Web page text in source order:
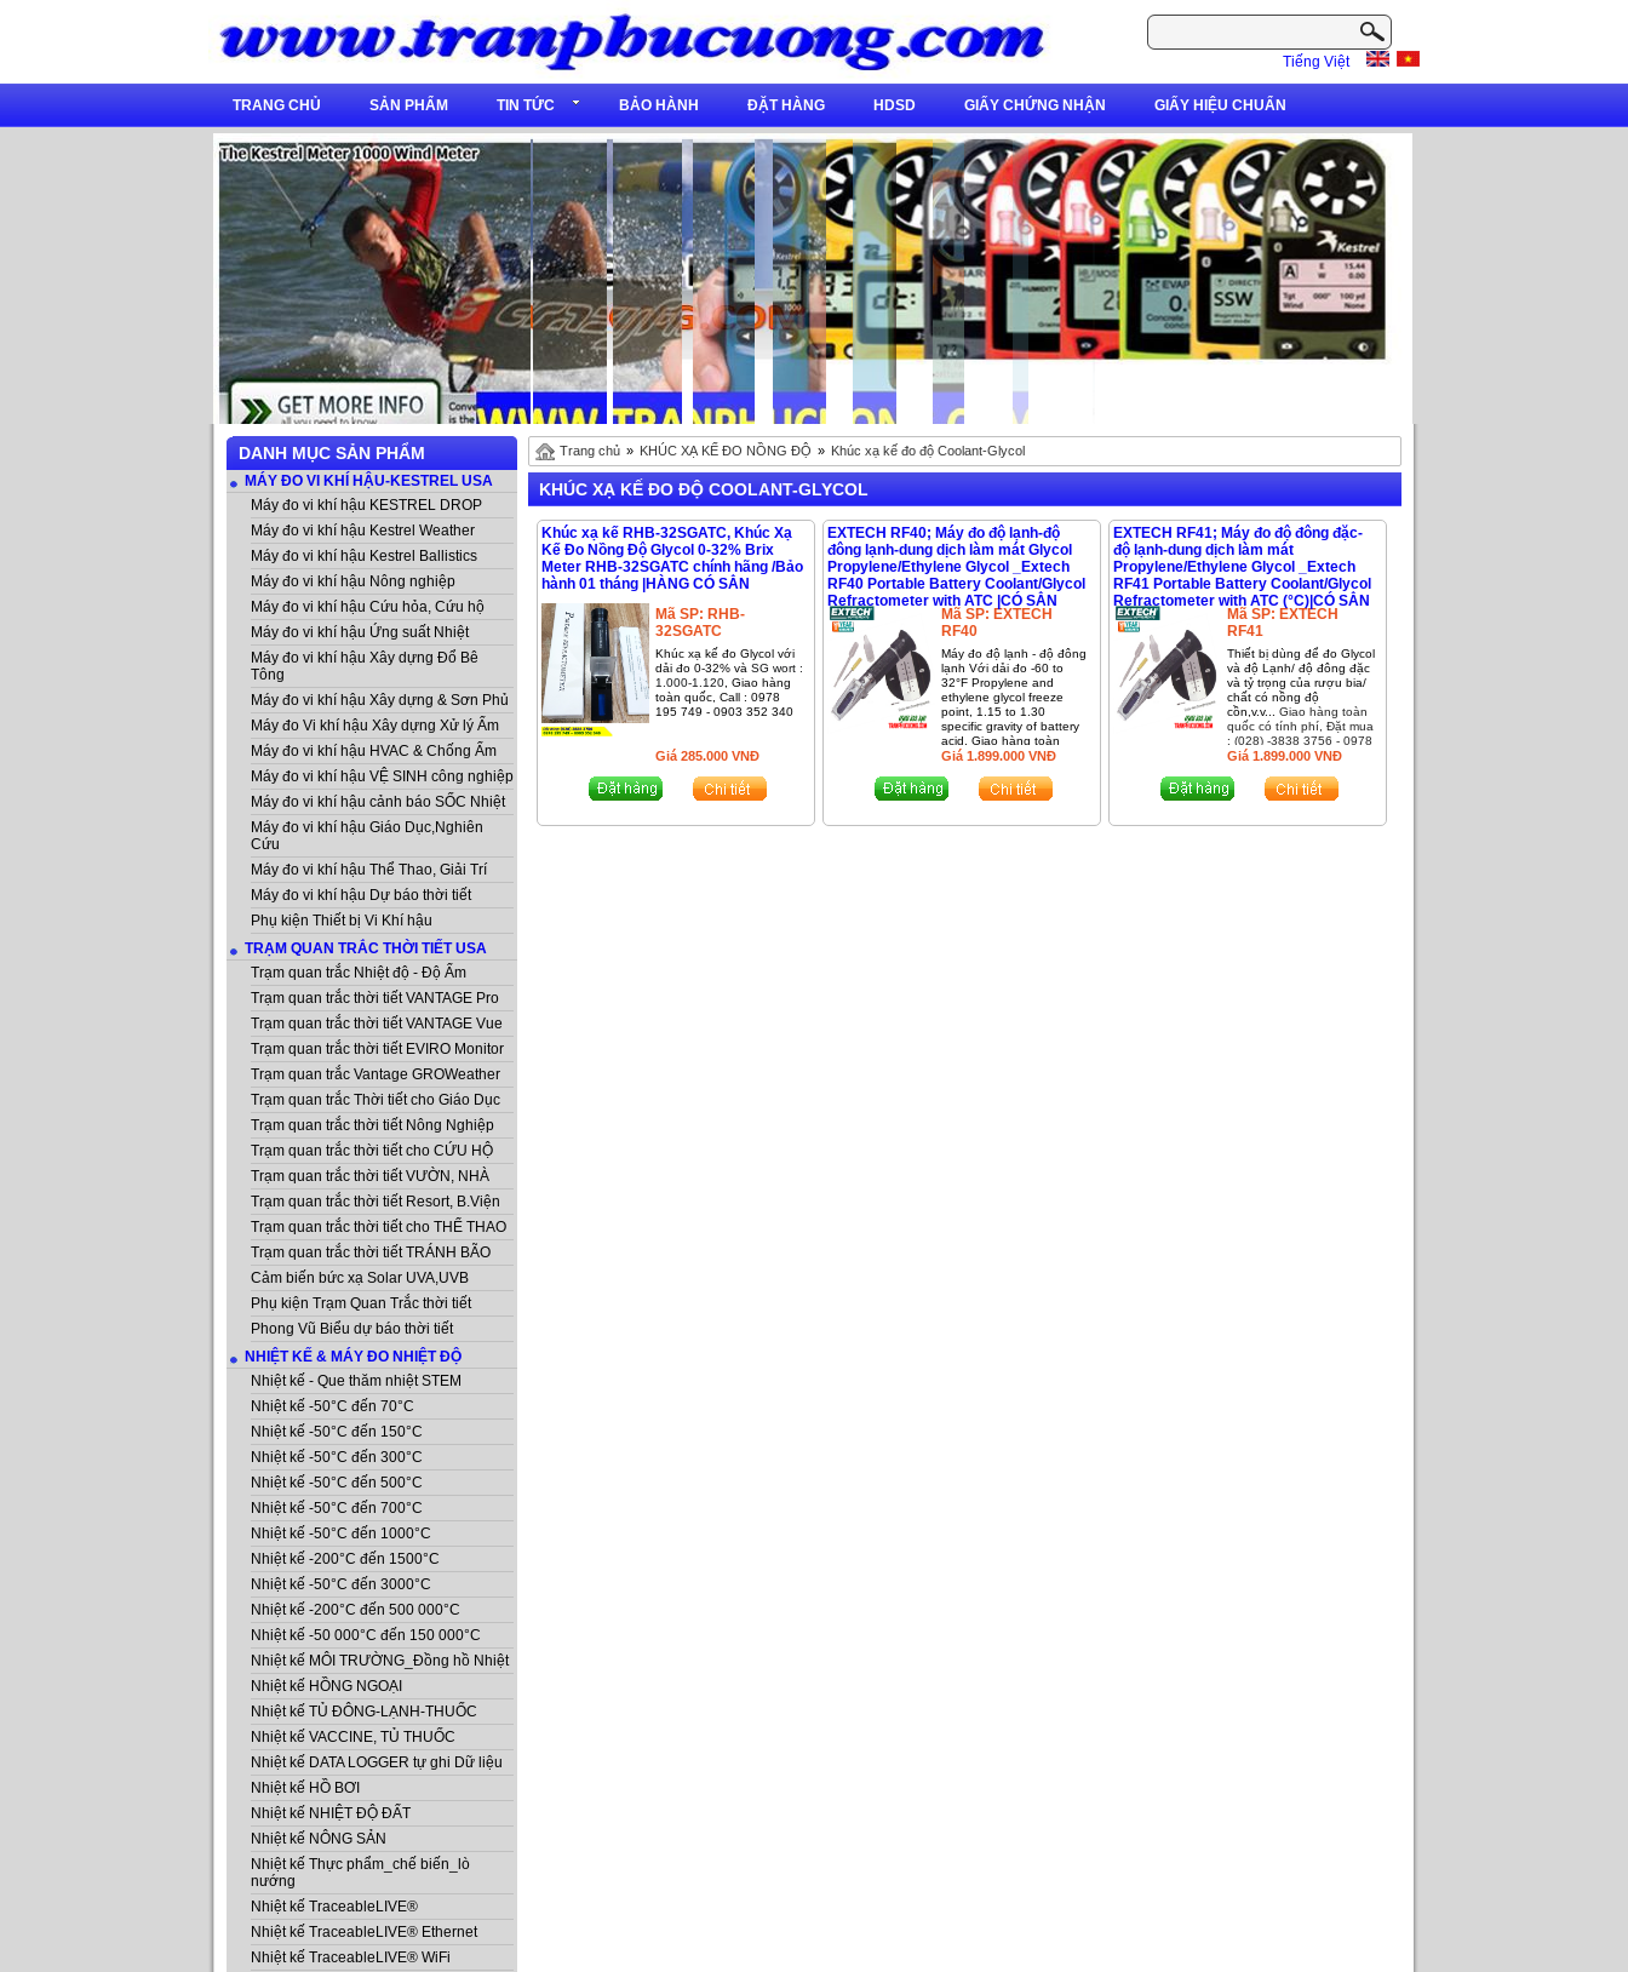
Tiếng Việt
TRANG CHỦ SẢN PHẨM TIN TỨC BẢO HÀNH ĐẶT HÀNG HDSD GIẤY CHỨNG NHẬN GIẤY HIỆU CHUẨN
DANH MỤC SẢN PHẨM
MÁY ĐO VI KHÍ HẬU-KESTREL USA
Máy đo vi khí hậu KESTREL DROP
Máy đo vi khí hậu Kestrel Weather
Máy đo vi khí hậu Kestrel Ballistics
Máy đo vi khí hậu Nông nghiệp
Máy đo vi khí hậu Cứu hỏa, Cứu hộ
Máy đo vi khí hậu Ứng suất Nhiệt
Máy đo vi khí hậu Xây dựng Đổ Bê
Tông
Máy đo vi khí hậu Xây dựng & Sơn Phủ
Máy đo Vi khí hậu Xây dựng Xử lý Ẩm
Máy đo vi khí hậu HVAC & Chống Ẩm
Máy đo vi khí hậu VỆ SINH công nghiệp
Máy đo vi khí hậu cảnh báo SỐC Nhiệt
Máy đo vi khí hậu Giáo Dục,Nghiên
Cứu
Máy đo vi khí hậu Thể Thao, Giải Trí
Máy đo vi khí hậu Dự báo thời tiết
Phụ kiện Thiết bị Vi Khí hậu
TRẠM QUAN TRẮC THỜI TIẾT USA
Trạm quan trắc Nhiệt độ - Độ Ẩm
Trạm quan trắc thời tiết VANTAGE Pro
Trạm quan trắc thời tiết VANTAGE Vue
Trạm quan trắc thời tiết EVIRO Monitor
Trạm quan trắc Vantage GROWeather
Trạm quan trắc Thời tiết cho Giáo Dục
Trạm quan trắc thời tiết Nông Nghiệp
Trạm quan trắc thời tiết cho CỨU HỘ
Trạm quan trắc thời tiết VƯỜN, NHÀ
Trạm quan trắc thời tiết Resort, B.Viện
Trạm quan trắc thời tiết cho THỂ THAO
Trạm quan trắc thời tiết TRÁNH BÃO
Cảm biến bức xạ Solar UVA,UVB
Phụ kiện Trạm Quan Trắc thời tiết
Phong Vũ Biểu dự báo thời tiết
NHIỆT KẾ & MÁY ĐO NHIỆT ĐỘ
Nhiệt kế - Que thăm nhiệt STEM
Nhiệt kế -50°C đến 70°C
Nhiệt kế -50°C đến 150°C
Nhiệt kế -50°C đến 300°C
Nhiệt kế -50°C đến 500°C
Nhiệt kế -50°C đến 700°C
Nhiệt kế -50°C đến 1000°C
Nhiệt kế -200°C đến 1500°C
Nhiệt kế -50°C đến 3000°C
Nhiệt kế -200°C đến 500 000°C
Nhiệt kế -50 000°C đến 150 000°C
Nhiệt kế MÔI TRƯỜNG_Đồng hồ Nhiệt
Nhiệt kế HỒNG NGOẠI
Nhiệt kế TỦ ĐÔNG-LẠNH-THUỐC
Nhiệt kế VACCINE, TỦ THUỐC
Nhiệt kế DATA LOGGER tự ghi Dữ liệu
Nhiệt kế HỒ BƠI
Nhiệt kế NHIỆT ĐỘ ĐẤT
Nhiệt kế NÔNG SẢN
Nhiệt kế Thực phẩm_chế biến_lò
nướng
Nhiệt kế TraceableLIVE®
Nhiệt kế TraceableLIVE® Ethernet
Nhiệt kế TraceableLIVE® WiFi
Trang chủ » KHÚC XẠ KẾ ĐO NỒNG ĐỘ » Khúc xạ kế đo độ Coolant-Glycol
KHÚC XẠ KẾ ĐO ĐỘ COOLANT-GLYCOL
Khúc xạ kế RHB-32SGATC, Khúc Xạ
Kế Đo Nồng Độ Glycol 0-32% Brix
Meter RHB-32SGATC chính hãng /Bảo
hành 01 tháng |HÀNG CÓ SẲN
Mã SP: RHB-
32SGATC
Khúc xạ kế đo Glycol với
dải đo 0-32% và SG wort :
1.000-1.120, Giao hàng
toàn quốc, Call : 0978
195 749 - 0903 352 340
Giá 285.000 VNĐ
EXTECH RF40; Máy đo độ lạnh-độ
đông lạnh-dung dịch làm mát Glycol
Propylene/Ethylene Glycol _Extech
RF40 Portable Battery Coolant/Glycol
Refractometer with ATC |CÓ SẲN
Mã SP: EXTECH
RF40
Máy đo độ lạnh - độ đông
lạnh Với dải đo -60 to
32°F Propylene and
ethylene glycol freeze
point, 1.15 to 1.30
specific gravity of battery
acid. Giao hàng toàn
quốc có tính phí, Đặt mua
195 749 - 0903 352 340
Giá 1.899.000 VNĐ
EXTECH RF41; Máy đo độ đông đặc-
độ lạnh-dung dịch làm mát
Propylene/Ethylene Glycol _Extech
RF41 Portable Battery Coolant/Glycol
Refractometer with ATC (°C)|CÓ SẲN
Mã SP: EXTECH
RF41
Thiết bị dùng để đo Glycol
và độ Lạnh/ độ đông đặc
và tỷ trọng của rượu bia/
chất có nồng độ
cồn,v.v... Giao hàng toàn
quốc có tính phí, Đặt mua
: (028) -3838 3756 - 0978
195 749 - 0903 352 340
Giá 1.899.000 VNĐ